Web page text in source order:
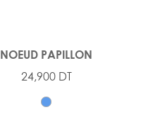
NOEUD PAPILLON
24,900 DT